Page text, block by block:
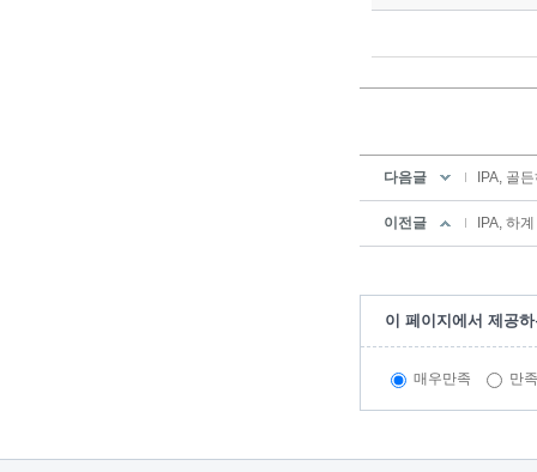
다음글 IPA, 골
이전글 IPA, 하
이 페이지에서 제공
매우만족 만족